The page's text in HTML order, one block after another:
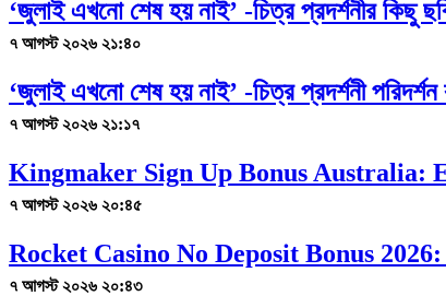
‘জুলাই এখনো শেষ হয় নাই’ -চিত্র প্রদর্শনীর কিছু
৭ আগস্ট ২০২৬ ২১:৪০
‘জুলাই এখনো শেষ হয় নাই’ -চিত্র প্রদর্শনী
৭ আগস্ট ২০২৬ ২১:১৭
Kingmaker Sign Up Bonus Australia:
৭ আগস্ট ২০২৬ ২০:৪৫
Rocket Casino No Deposit Bonus
৭ আগস্ট ২০২৬ ২০:৪৩